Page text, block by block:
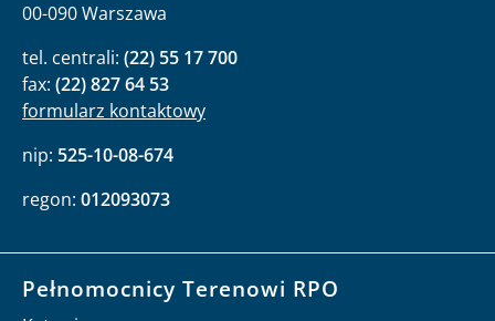
00-090 Warszawa
tel. centrali: (22) 55 17 700
fax: (22) 827 64 53
formularz kontaktowy
nip: 525-10-08-674
regon: 012093073
Pełnomocnicy Terenowi RPO